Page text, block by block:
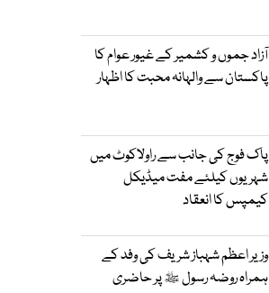
آزاد جموں و کشمیر کے غیور عوام کا
پاکستان سے والہانہ محبت کا اظہار
پاک فوج کی جانب سے راولاکوٹ میں
شہریوں کیلئے مفت میڈیکل
کیمپس کا انعقاد
وزیر اعظم شہباز شریف کی وفد کے
ہمراہ روضہ رسول ﷺ پر حاضری